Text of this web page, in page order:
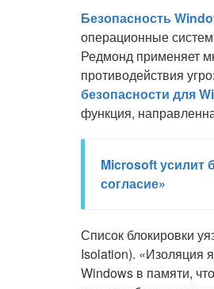
Безопасность
операционные
Редмонд применяет
противодействия
безопасности для
функция,
Microsoft усилит
согласие»
Список блокировки
Isolation). «Изоляция
Windows в памяти,